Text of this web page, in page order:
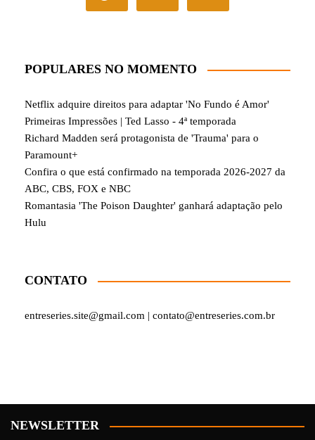
POPULARES NO MOMENTO
Netflix adquire direitos para adaptar 'No Fundo é Amor'
Primeiras Impressões | Ted Lasso - 4ª temporada
Richard Madden será protagonista de 'Trauma' para o
Paramount+
Confira o que está confirmado na temporada 2026-2027 da
ABC, CBS, FOX e NBC
Romantasia 'The Poison Daughter' ganhará adaptação pelo
Hulu
CONTATO
entreseries.site@gmail.com | contato@entreseries.com.br
NEWSLETTER